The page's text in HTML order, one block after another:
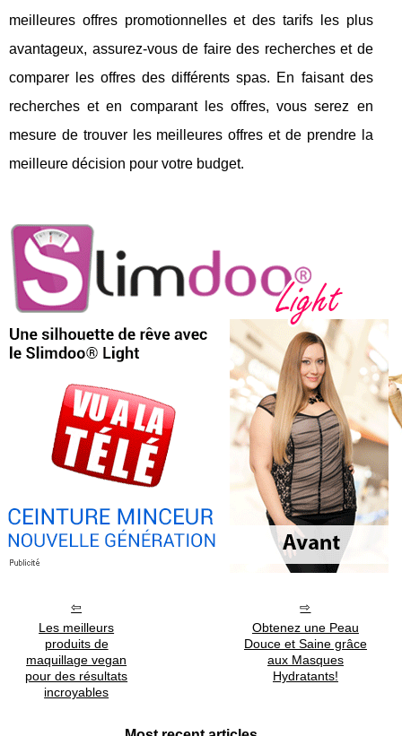
meilleures offres promotionnelles et des tarifs les plus
avantageux, assurez-vous de faire des recherches et de
comparer les offres des différents spas. En faisant des
recherches et en comparant les offres, vous serez en
mesure de trouver les meilleures offres et de prendre la
meilleure décision pour votre budget.
Les meilleurs
produits de
maquillage vegan
pour des résultats
incroyables
Obtenez une Peau
Douce et Saine grâce
aux Masques
Hydratants!